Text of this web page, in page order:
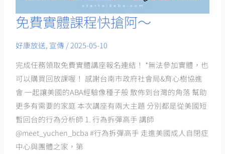
免費實體課程快搶阿～
好康放送, 宣傳 /2025-05-10
完成任務領取免費實體講座報名連結！ *無法參加實體，也
可以購買回放課喔！ 感謝台南市政府社會局&育心樹協進
會 一起讓美國的ABA經驗像種子般 散佈到台灣的角落 幫助
更多有需要的家庭 本次講座有兩大主題 分別都是從美國短
暫回台的行為分析師 1. 行為拆彈高手 講師
@meet_yuchen_bcba #行為拆彈高手 走進美國成人自閉症
中心與團體之家，第
免
實
體
課
程
快
搶
阿
～